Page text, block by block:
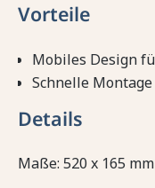
Vorteile
Mobiles Design
Schnelle
Details
Maße: 520 x 165 mm